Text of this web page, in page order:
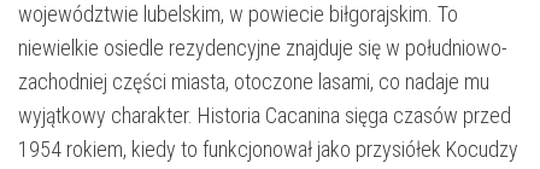
województwie lubelskim, w powiecie biłgorajskim. To
niewielkie osiedle rezydencyjne znajduje się w południowo-
zachodniej części miasta, otoczone lasami, co nadaje mu
wyjątkowy charakter. Historia Cacanina sięga czasów przed
1954 rokiem, kiedy to funkcjonował jako przysiółek Kocudzy